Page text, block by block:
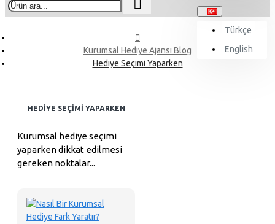
Türkçe
English
Kurumsal Hediye Ajansı Blog
Hediye Seçimi Yaparken
HEDIYE SEÇIMI YAPARKEN
Kurumsal hediye seçimi
yaparken dikkat edilmesi
gereken noktalar...